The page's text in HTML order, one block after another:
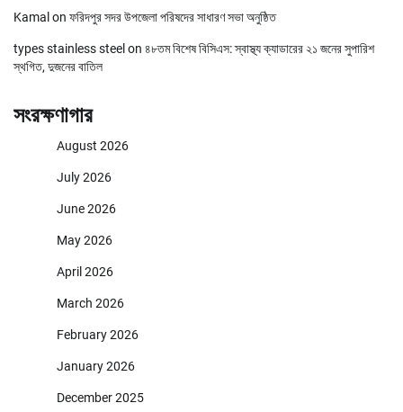
Kamal on ফরিদপুর সদর উপজেলা পরিষদের সাধারণ সভা অনুষ্ঠিত
types stainless steel on ৪৮তম বিশেষ বিসিএস: স্বাস্থ্য ক্যাডারের ২১ জনের সুপারিশ
স্থগিত, দুজনের বাতিল
সংরক্ষণাগার
August 2026
July 2026
June 2026
May 2026
April 2026
March 2026
February 2026
January 2026
December 2025